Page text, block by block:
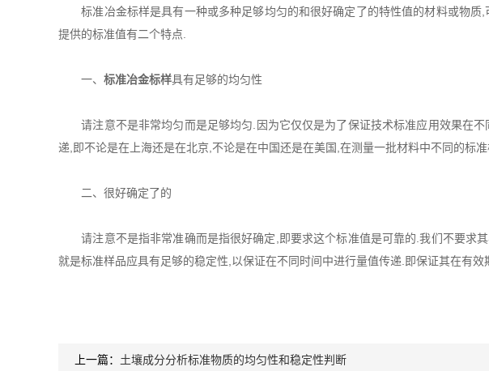
标准冶金标样是具有一种或多种足够均匀的和很好确定了的特性值的材料或物质,
提供的标准值有二个特点.
一、 标准冶金标样具有足够的均匀性
请注意不是非常均匀而是足够均匀.因为它仅仅是为了保证技术标准应用效果在不
递,即不论是在上海还是在北京,不论是在中国还是在美国,在测量一批材料中不同的标
二、很好确定了的
请注意不是指非常准确而是指很好确定,即要求这个标准值是可靠的.我们不要求
就是标准样品应具有足够的稳定性,以保证在不同时间中进行量值传递.即保证其在有效
上一篇： 土壤成分分析标准物质的均匀性和稳定性判断